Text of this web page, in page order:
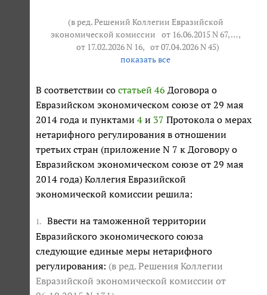
(в ред. Решений Коллегии Евразийской
экономической комиссии
от 16.06.2015 N 67, … ,
от 17.02.2026 N 16, от 07.04.2026 N 45)
показать все
В соответствии со статьей 46 Договора о
Евразийском экономическом союзе от 29 мая
2014 года и пунктами 4 и 37 Протокола о мерах
нетарифного регулирования в отношении
третьих стран (приложение N 7 к Договору о
Евразийском экономическом союзе от 29 мая
2014 года) Коллегия Евразийской
экономической комиссии решила:
1.
Ввести на таможенной территории
Евразийского экономического союза
следующие единые меры нетарифного
регулирования: (в ред. Решения Коллегии
Евразийской экономической комиссии от